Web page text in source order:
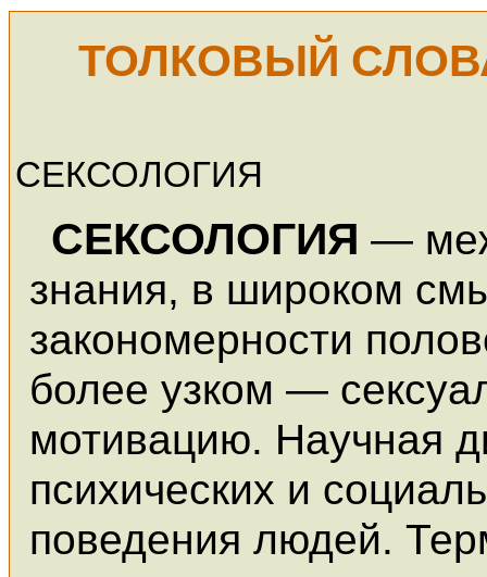
ТОЛКОВЫЙ
СЕКСОЛОГИЯ
СЕКСОЛОГИЯ—
знания, в широком
закономерности
более узком —
мотивацию. Научная
психических и
поведения людей.